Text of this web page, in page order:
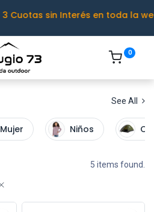
3 Cuotas sin Interés en toda la
0
See All
Mujer Niños
5 items found.